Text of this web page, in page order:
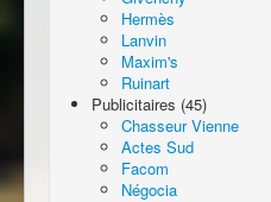
Hermès
Lanvin
Maxim's
Ruinart
Publicitaires (45)
Chasseur Vienne
Actes Sud
Facom
Négocia